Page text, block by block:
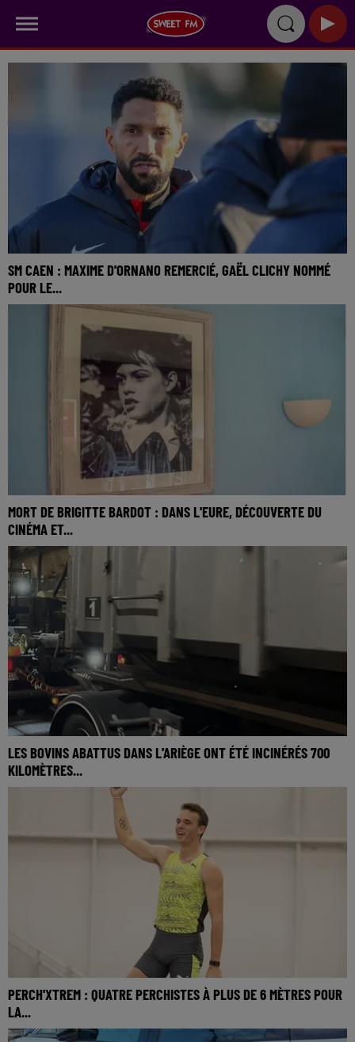
SM CAEN : MAXIME D'ORNANO REMERCIÉ, GAËL CLICHY NOMMÉ
POUR LE...
MORT DE BRIGITTE BARDOT : DANS L'EURE, DÉCOUVERTE DU
CINÉMA ET...
LES BOVINS ABATTUS DANS L'ARIÈGE ONT ÉTÉ INCINÉRÉS 700
KILOMÈTRES...
PERCH'XTREM : QUATRE PERCHISTES À PLUS DE 6 MÈTRES POUR
LA...